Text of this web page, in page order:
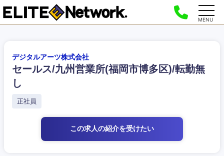
MENU
デジタルアーツ株式会社
セールス/九州営業所(福岡市博多区)/転勤無
し
正社員
この求人の紹介を受けたい